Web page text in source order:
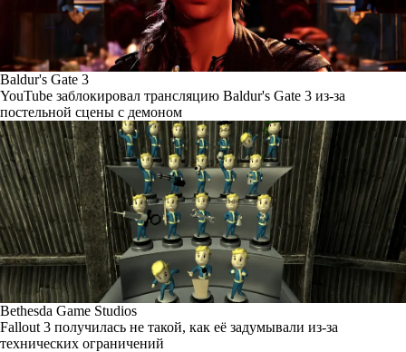
Baldur's Gate 3
YouTube заблокировал трансляцию Baldur's Gate 3 из-за
постельной сцены с демоном
Bethesda Game Studios
Fallout 3 получилась не такой, как её задумывали из-за
технических ограничений